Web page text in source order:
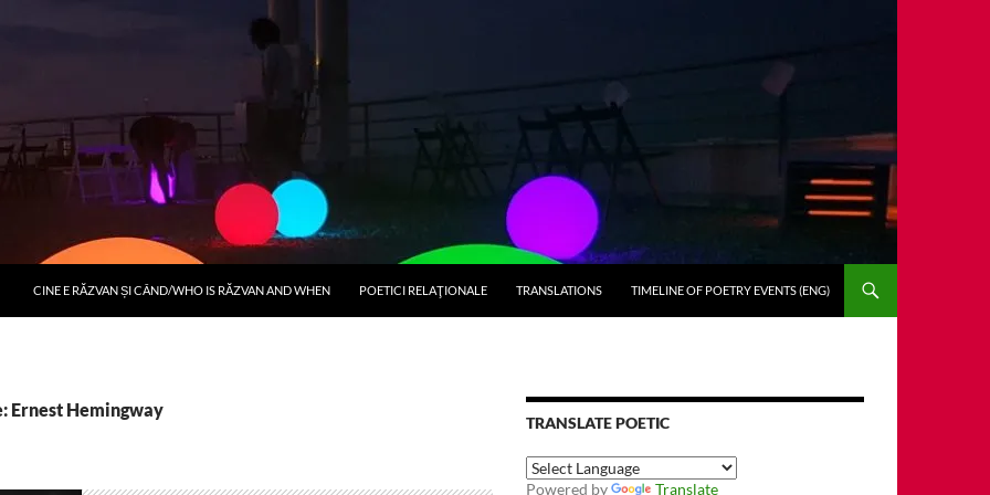
CINE E RĂZVAN ȘI CÂND/WHO IS RĂZVAN AND WHEN POETICI RELAŢIONALE TRANSLATIONS TIMELINE OF POETRY EVENTS (ENG)
Ernest Hemingway
TRANSLATE POETIC
Powered by Translate